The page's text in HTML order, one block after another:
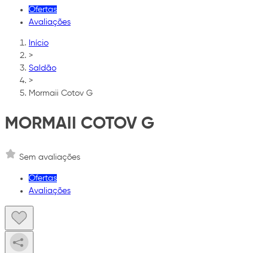
Ofertas
Avaliações
Início
>
Saldão
>
Mormaii Cotov G
MORMAII COTOV G
Sem avaliações
Ofertas
Avaliações